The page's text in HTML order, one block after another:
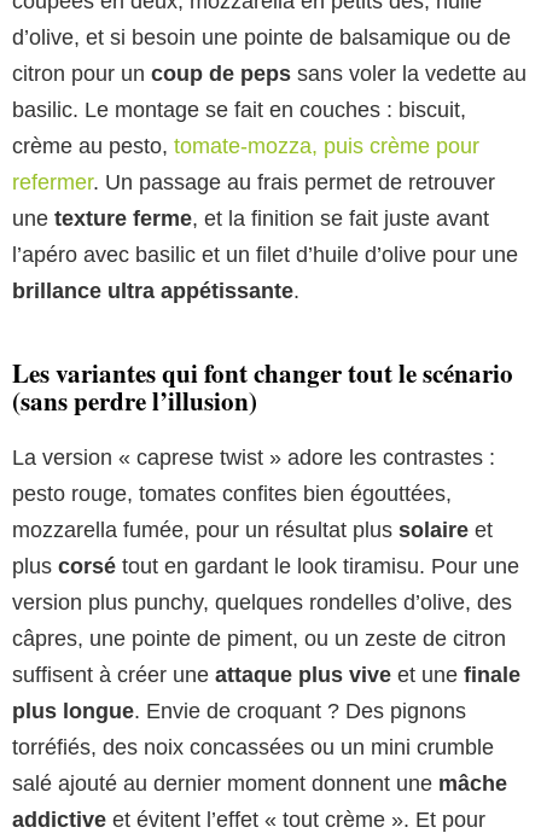
d’olive, et si besoin une pointe de balsamique ou de
citron pour un coup de peps sans voler la vedette au
basilic. Le montage se fait en couches : biscuit,
crème au pesto, tomate-mozza, puis crème pour
refermer. Un passage au frais permet de retrouver
une texture ferme, et la finition se fait juste avant
l’apéro avec basilic et un filet d’huile d’olive pour une
brillance ultra appétissante.
Les variantes qui font changer tout le scénario
(sans perdre l’illusion)
La version « caprese twist » adore les contrastes :
pesto rouge, tomates confites bien égouttées,
mozzarella fumée, pour un résultat plus solaire et
plus corsé tout en gardant le look tiramisu. Pour une
version plus punchy, quelques rondelles d’olive, des
câpres, une pointe de piment, ou un zeste de citron
suffisent à créer une attaque plus vive et une finale
plus longue. Envie de croquant ? Des pignons
torréfiés, des noix concassées ou un mini crumble
salé ajouté au dernier moment donnent une mâche
addictive et évitent l’effet « tout crème ». Et pour